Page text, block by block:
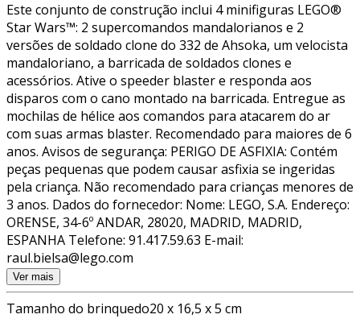
Este conjunto de construção inclui 4 minifiguras LEGO®
Star Wars™: 2 supercomandos mandalorianos e 2
versões de soldado clone do 332 de Ahsoka, um velocista
mandaloriano, a barricada de soldados clones e
acessórios. Ative o speeder blaster e responda aos
disparos com o cano montado na barricada. Entregue as
mochilas de hélice aos comandos para atacarem do ar
com suas armas blaster. Recomendado para maiores de 6
anos. Avisos de segurança: PERIGO DE ASFIXIA: Contém
peças pequenas que podem causar asfixia se ingeridas
pela criança. Não recomendado para crianças menores de
3 anos. Dados do fornecedor: Nome: LEGO, S.A. Endereço:
ORENSE, 34-6º ANDAR, 28020, MADRID, MADRID,
ESPANHA Telefone: 91.417.59.63 E-mail:
raul.bielsa@lego.com
Ver mais
Tamanho do brinquedo20 x 16,5 x 5 cm